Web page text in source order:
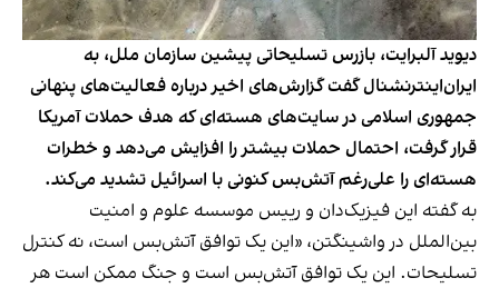
دیوید آلبرایت، بازرس تسلیحاتی پیشین سازمان ملل، به
ایران‌اینترنشنال گفت گزارش‌های اخیر درباره فعالیت‌های پنهانی
جمهوری اسلامی در سایت‌های هسته‌ای که هدف حملات آمریکا
قرار گرفت، احتمال حملات بیشتر را افزایش می‌دهد و خطرات
هسته‌ای را علی‌رغم آتش‌بس کنونی با اسرائیل تشدید می‌کند.
به گفته این فیزیک‌دان و رییس موسسه علوم و امنیت
بین‌الملل در واشینگتن، «این یک توافق آتش‌بس است، نه کنترل
تسلیحات. این یک توافق آتش‌بس است و جنگ ممکن است هر